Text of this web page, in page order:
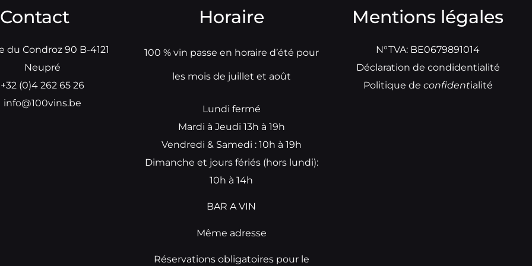
Contact
du Condroz 90 B-4121
Neupré
+32 (0)4 262 65 26
info@100vins.be
Horaire
100 % vin passe en horaire d’été pour
les mois de juillet et août
Lundi fermé
Mardi à Jeudi 13h à 19h
Vendredi & Samedi : 10h à 19h
Dimanche et jours fériés (hors lundi):
10h à 14h
BAR A VIN
Même adresse
Réservations obligatoires pour le
Mentions légales
N°TVA: BE0679891014
Déclaration de condidentialité
Politique de confidentialité